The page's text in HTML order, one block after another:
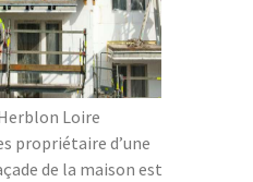
Loire
propriétaire d’une
de la maison est